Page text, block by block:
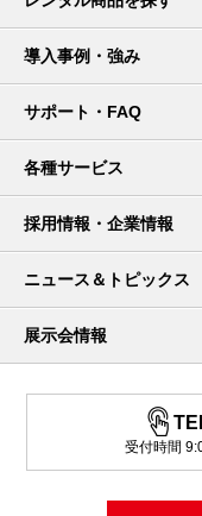
導入事例・強み
サポート・FAQ
各種サービス
採用情報・企業情報
ニュース＆トピックス
展示会情報
受付時間